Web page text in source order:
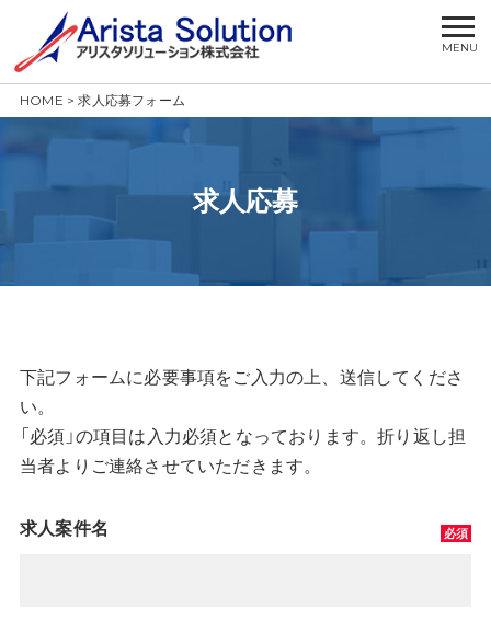
HOME >求人応募フォーム
求人応募
下記フォームに必要事項をご入力の上、送信してくださ
い。
「必須」の項目は入力必須となっております。折り返し担
当者よりご連絡させていただきます。
求人案件名